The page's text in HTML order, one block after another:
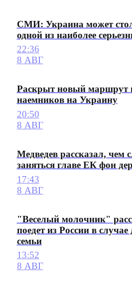
СМИ: Украина может
одной из наиболее
22:36
8 АВГ
Раскрыт новый маршрут
наемников на Украину
20:50
8 АВГ
Медведев рассказал, чем
заняться главе ЕК фон
17:43
8 АВГ
"Веселый молочник"
поедет из России в
семьи
13:52
8 АВГ